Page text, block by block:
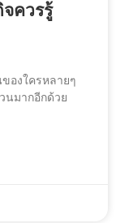
ควรรู้
องใครหลายๆ
นมากอีกด้วย